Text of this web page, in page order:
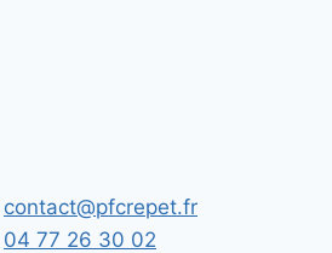
contact@pfcrepet.fr
04 77 26 30 02